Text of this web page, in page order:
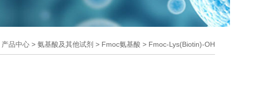
产品中心> 氨基酸及其他试剂 > Fmoc氨基酸 > Fmoc-Lys(Biotin)-OH